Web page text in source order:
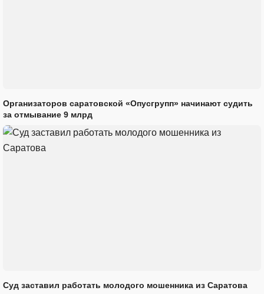
Организаторов саратовской «Опусгрупп» начинают судить
за отмывание 9 млрд
Суд заставил работать молодого мошенника из Саратова